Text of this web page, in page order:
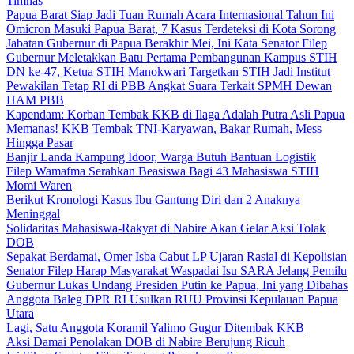
Papua Barat Siap Jadi Tuan Rumah Acara Internasional Tahun Ini
Omicron Masuki Papua Barat, 7 Kasus Terdeteksi di Kota Sorong
Jabatan Gubernur di Papua Berakhir Mei, Ini Kata Senator Filep
Gubernur Meletakkan Batu Pertama Pembangunan Kampus STIH
DN ke-47, Ketua STIH Manokwari Targetkan STIH Jadi Institut
Pewakilan Tetap RI di PBB Angkat Suara Terkait SPMH Dewan
HAM PBB
Kapendam: Korban Tembak KKB di Ilaga Adalah Putra Asli Papua
Memanas! KKB Tembak TNI-Karyawan, Bakar Rumah, Mess
Hingga Pasar
Banjir Landa Kampung Idoor, Warga Butuh Bantuan Logistik
Filep Wamafma Serahkan Beasiswa Bagi 43 Mahasiswa STIH
Momi Waren
Berikut Kronologi Kasus Ibu Gantung Diri dan 2 Anaknya
Meninggal
Solidaritas Mahasiswa-Rakyat di Nabire Akan Gelar Aksi Tolak
DOB
Sepakat Berdamai, Omer Isba Cabut LP Ujaran Rasial di Kepolisian
Senator Filep Harap Masyarakat Waspadai Isu SARA Jelang Pemilu
Gubernur Lukas Undang Presiden Putin ke Papua, Ini yang Dibahas
Anggota Baleg DPR RI Usulkan RUU Provinsi Kepulauan Papua
Utara
Lagi, Satu Anggota Koramil Yalimo Gugur Ditembak KKB
Aksi Damai Penolakan DOB di Nabire Berujung Ricuh